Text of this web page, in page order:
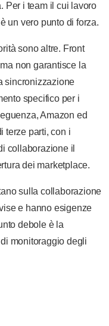
Per i team il cui lavoro
un vero punto di forza.
sono altre. Front
non garantisce la
sincronizzazione
specifico per i
Amazon ed
terze parti, con i
collaborazione il
dei marketplace.
sulla collaborazione
e hanno esigenze
debole è la
monitoraggio degli